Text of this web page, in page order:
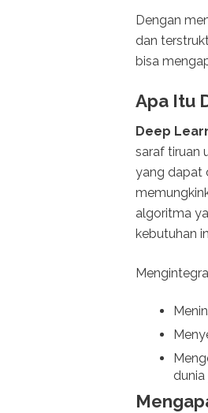
Dengan
dan
bisa
Apa Itu
Deep
saraf tiruan
yang dapat
algoritma
kebutuhan
dunia